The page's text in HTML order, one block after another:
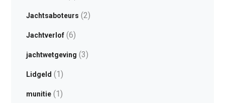
Jachtsaboteurs (2)
Jachtverlof(6)
jachtwetgeving (3)
Lidgeld (1)
munitie(1)